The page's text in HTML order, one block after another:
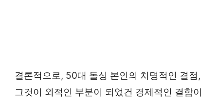
결론적으로, 50대 돌싱 본인의 치명적인 결점,
그것이 외적인 부분이 되었건 경제적인 결함이